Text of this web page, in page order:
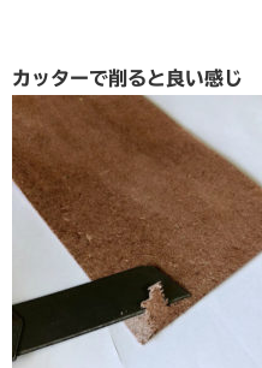
カッターで削ると良い感じ